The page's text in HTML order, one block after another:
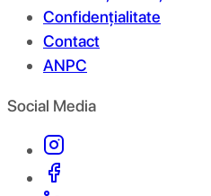
Confidențialitate
Contact
ANPC
Social Media